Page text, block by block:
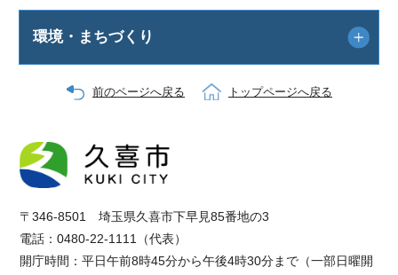
環境・まちづくり
前のページへ戻る トップページへ戻る
〒346-8501 埼玉県久喜市下早見85番地の3
電話：0480-22-1111（代表）
開庁時間：平日午前8時45分から午後4時30分まで（一部日曜開